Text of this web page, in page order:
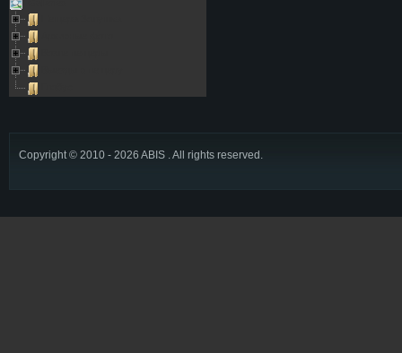
Copyright © 2010 - 2026 ABIS . All rights reserved.